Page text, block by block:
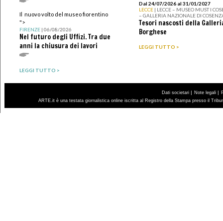
Il nuovo volto del museo fiorentino
">
FIRENZE| 06/08/2026
Nel futuro degli Uffizi. Tra due
anni la chiusura dei lavori
LEGGI TUTTO >
Dal 24/07/2026 al 31/01/2027
LECCE | LECCE – MUSEO MUST I
– GALLERIA NAZIONALE DI
Tesori nascosti della
Borghese
LEGGI TUTTO >
Dati societari | Note legali |
ARTE.it è una testata giornalistica online iscritta al Registro della Stampa presso il